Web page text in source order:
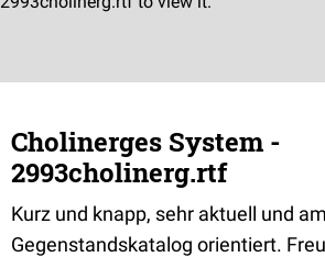
Cholinerges System -
2993cholinerg.rtf
Kurz und knapp, sehr aktuell und am
Gegenstandskatalog orientiert.